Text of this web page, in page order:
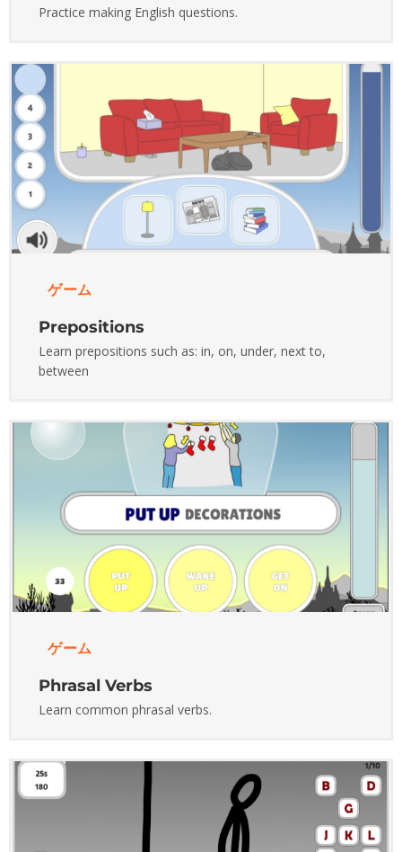
Practice making English questions.
ゲーム
Prepositions
Learn prepositions such as: in, on, under, next to,
between
ゲーム
Phrasal Verbs
Learn common phrasal verbs.